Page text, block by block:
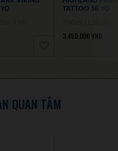
TATTOO 16 YO
3.450.000 VND
QUAN TÂM